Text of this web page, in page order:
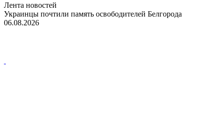
Лента новостей
Украинцы почтили память освободителей Белгорода
06.08.2026